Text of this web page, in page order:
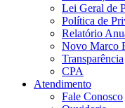
Lei Geral de
Política de
Relatório
Novo Marco
Transparência
CPA
Atendimento
Fale Conosco